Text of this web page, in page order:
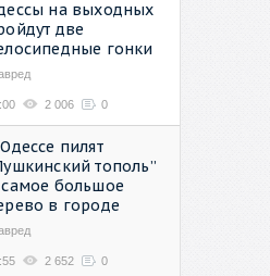
на выходных
две
гонки
2 006 0
пилят
тополь”
большое
в городе
2 652 0